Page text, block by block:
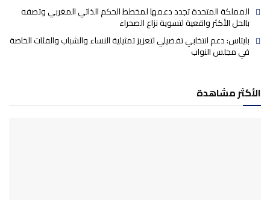
المملكة المتحدة تجدد دعمها لمخطط الحكم الذاتي المغربي وتصفه
بالحل الأكثر واقعية لتسوية نزاع الصحراء
بايتاس: دعم انتخابي تفضيلي لتعزيز تمثيلية النساء والشباب والفئات الخاصة
في مجلس النواب
الأكثر مشاهدة